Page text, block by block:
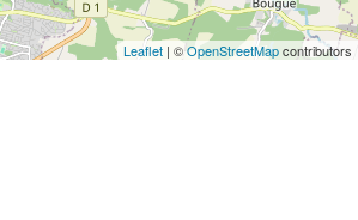
Leaflet | ©OpenStreetMapcontributors